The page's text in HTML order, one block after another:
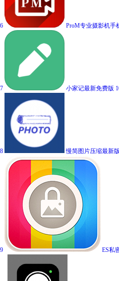
6 ProM专业摄影机手
7 小家记最新免费版
8 慢简图片压缩最新版
9 ES私